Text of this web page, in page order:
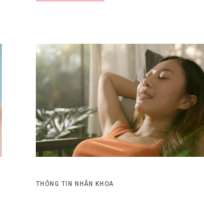
THÔNG TIN NHÃN KHOA